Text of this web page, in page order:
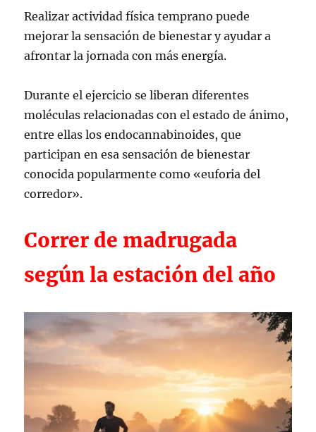
Realizar actividad física temprano puede
mejorar la sensación de bienestar y ayudar a
afrontar la jornada con más energía.
Durante el ejercicio se liberan diferentes
moléculas relacionadas con el estado de ánimo,
entre ellas los endocannabinoides, que
participan en esa sensación de bienestar
conocida popularmente como «euforia del
corredor».
Correr de madrugada
según la estación del año